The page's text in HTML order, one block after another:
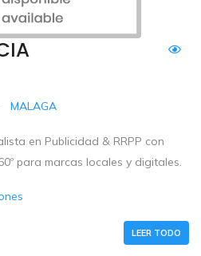
MALAGA
en Publicidad & RRPP con
para marcas locales y digitales.
LEER TODO